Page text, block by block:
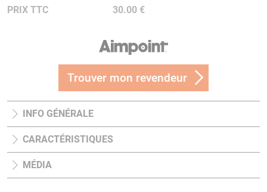
PRIX TTC
30.00 €
Trouver mon revendeur
INFO GÉNÉRALE
CARACTÉRISTIQUES
MÉDIA